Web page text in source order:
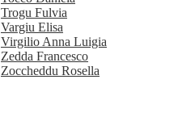
Trogu Fulvia
Vargiu Elisa
Virgilio Anna Luigia
Zedda Francesco
Zoccheddu Rosella